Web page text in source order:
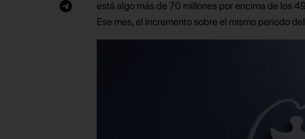
está algo más de 70 millones por encima de los
Ese mes, el incremento sobre el mismo periodo